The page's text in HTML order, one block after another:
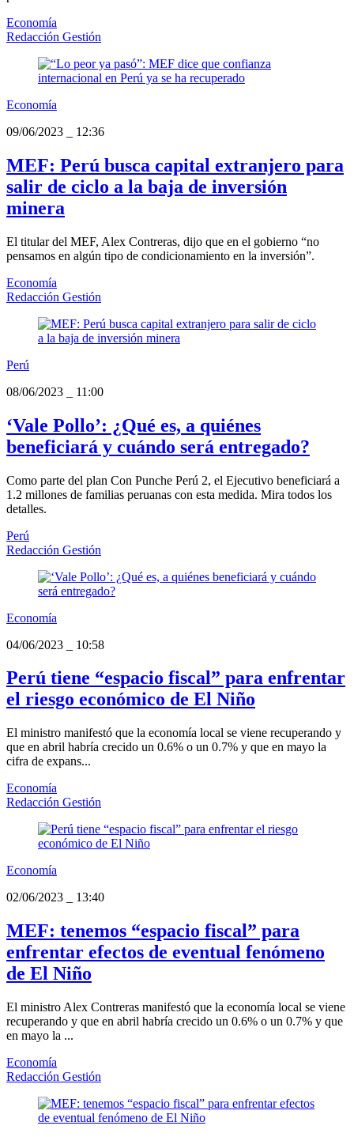
Economía
Redacción Gestión
Economía
09/06/2023
12:36
MEF: Perú busca capital extranjero para
salir de ciclo a la baja de inversión
minera
El titular del MEF, Alex Contreras, dijo que en el gobierno “no
pensamos en algún tipo de condicionamiento en la inversión”.
Economía
Redacción Gestión
Perú
08/06/2023
11:00
‘Vale Pollo’: ¿Qué es, a quiénes
beneficiará y cuándo será entregado?
Como parte del plan Con Punche Perú 2, el Ejecutivo beneficiará a
1.2 millones de familias peruanas con esta medida. Mira todos los
detalles.
Perú
Redacción Gestión
Economía
04/06/2023
10:58
Perú tiene “espacio fiscal” para enfrentar
el riesgo económico de El Niño
El ministro manifestó que la economía local se viene recuperando y
que en abril habría crecido un 0.6% o un 0.7% y que en mayo la
cifra de expans...
Economía
Redacción Gestión
Economía
02/06/2023
13:40
MEF: tenemos “espacio fiscal” para
enfrentar efectos de eventual fenómeno
de El Niño
El ministro Alex Contreras manifestó que la economía local se viene
recuperando y que en abril habría crecido un 0.6% o un 0.7% y que
en mayo la ...
Economía
Redacción Gestión